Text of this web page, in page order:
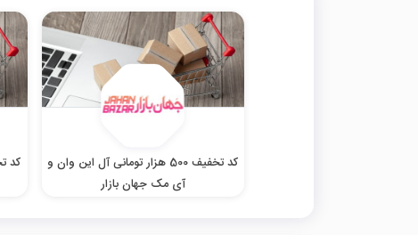
کد تخفیف 500 هزار تومانی آل این وان و
آی مک جهان بازار